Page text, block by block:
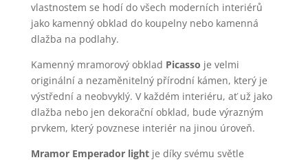
vlastnostem se hodí do všech moderních interiérů
jako kamenný obklad do koupelny nebo kamenná
dlažba na podlahy.
Kamenný mramorový obklad Picasso je velmi
originální a nezaměnitelný přírodní kámen, který je
výstřední a neobvyklý. V každém interiéru, ať už jako
dlažba nebo jen dekorační obklad, bude výrazným
prvkem, který povznese interiér na jinou úroveň.
Mramor Emperador lightje díky svému světle